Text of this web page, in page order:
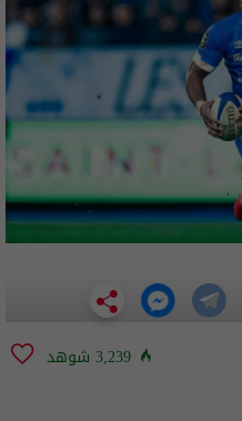
3,239 شوهد